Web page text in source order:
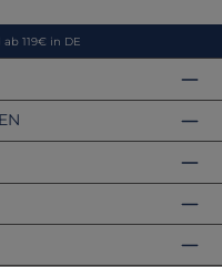
119€ in DE